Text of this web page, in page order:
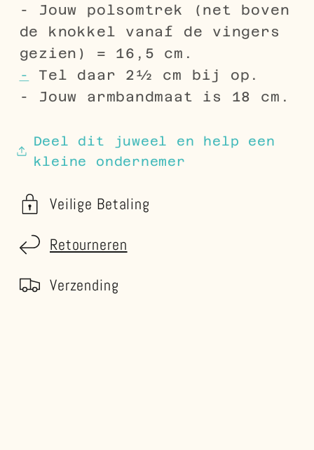
- Jouw polsomtrek (net boven
de knokkel vanaf de vingers
gezien) = 16,5 cm.
-
Tel daar 2½ cm bij op.
- Jouw armbandmaat is 18 cm.
Deel dit juweel en help een
kleine ondernemer
Veilige Betaling
Retourneren
Verzending